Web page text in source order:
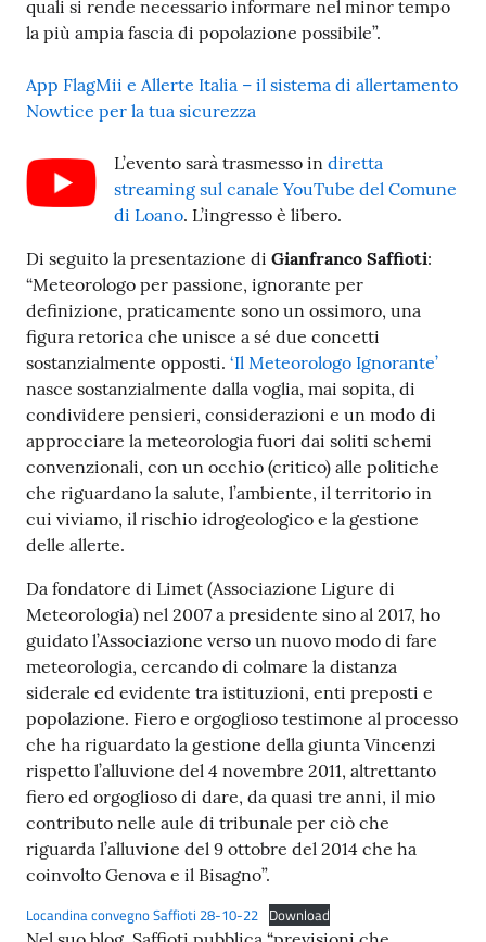
quali si rende necessario informare nel minor tempo
la più ampia fascia di popolazione possibile”.
App FlagMii e Allerte Italia – il sistema di allertamento
Nowtice per la tua sicurezza
L’evento sarà trasmesso in diretta
streaming sul canale YouTube del Comune
di Loano. L’ingresso è libero.
Di seguito la presentazione di Gianfranco Saffioti:
“Meteorologo per passione, ignorante per
definizione, praticamente sono un ossimoro, una
figura retorica che unisce a sé due concetti
sostanzialmente opposti. ‘Il Meteorologo Ignorante’
nasce sostanzialmente dalla voglia, mai sopita, di
condividere pensieri, considerazioni e un modo di
approcciare la meteorologia fuori dai soliti schemi
convenzionali, con un occhio (critico) alle politiche
che riguardano la salute, l’ambiente, il territorio in
cui viviamo, il rischio idrogeologico e la gestione
delle allerte.
Da fondatore di Limet (Associazione Ligure di
Meteorologia) nel 2007 a presidente sino al 2017, ho
guidato l’Associazione verso un nuovo modo di fare
meteorologia, cercando di colmare la distanza
siderale ed evidente tra istituzioni, enti preposti e
popolazione. Fiero e orgoglioso testimone al processo
che ha riguardato la gestione della giunta Vincenzi
rispetto l’alluvione del 4 novembre 2011, altrettanto
fiero ed orgoglioso di dare, da quasi tre anni, il mio
contributo nelle aule di tribunale per ciò che
riguarda l’alluvione del 9 ottobre del 2014 che ha
coinvolto Genova e il Bisagno”.
Locandina convegno Saffioti 28-10-22 Download